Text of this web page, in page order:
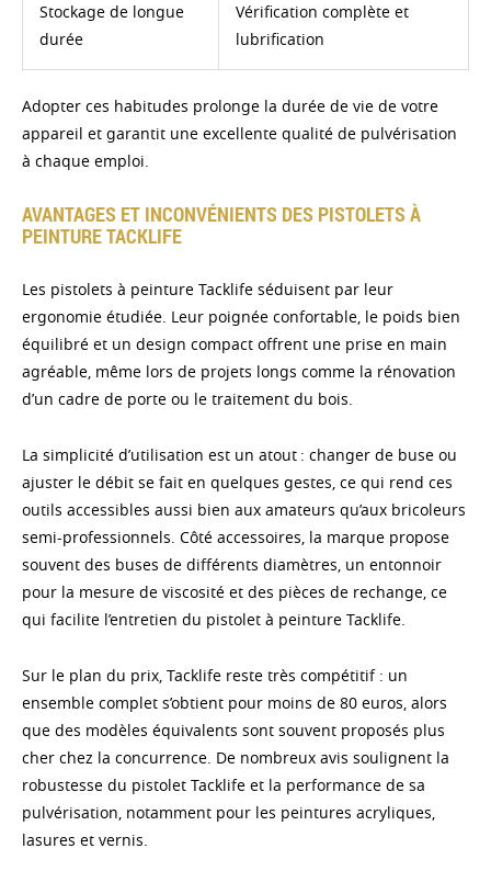
Stockage de longue
durée
Vérification complète et
lubrification
Adopter ces habitudes prolonge la durée de vie de votre
appareil et garantit une excellente qualité de pulvérisation
à chaque emploi.
AVANTAGES ET INCONVÉNIENTS DES PISTOLETS À
PEINTURE TACKLIFE
Les pistolets à peinture Tacklife séduisent par leur
ergonomie étudiée. Leur poignée confortable, le poids bien
équilibré et un design compact offrent une prise en main
agréable, même lors de projets longs comme la rénovation
d’un cadre de porte ou le traitement du bois.
La simplicité d’utilisation est un atout : changer de buse ou
ajuster le débit se fait en quelques gestes, ce qui rend ces
outils accessibles aussi bien aux amateurs qu’aux bricoleurs
semi-professionnels. Côté accessoires, la marque propose
souvent des buses de différents diamètres, un entonnoir
pour la mesure de viscosité et des pièces de rechange, ce
qui facilite l’entretien du pistolet à peinture Tacklife.
Sur le plan du prix, Tacklife reste très compétitif : un
ensemble complet s’obtient pour moins de 80 euros, alors
que des modèles équivalents sont souvent proposés plus
cher chez la concurrence. De nombreux avis soulignent la
robustesse du pistolet Tacklife et la performance de sa
pulvérisation, notamment pour les peintures acryliques,
lasures et vernis.